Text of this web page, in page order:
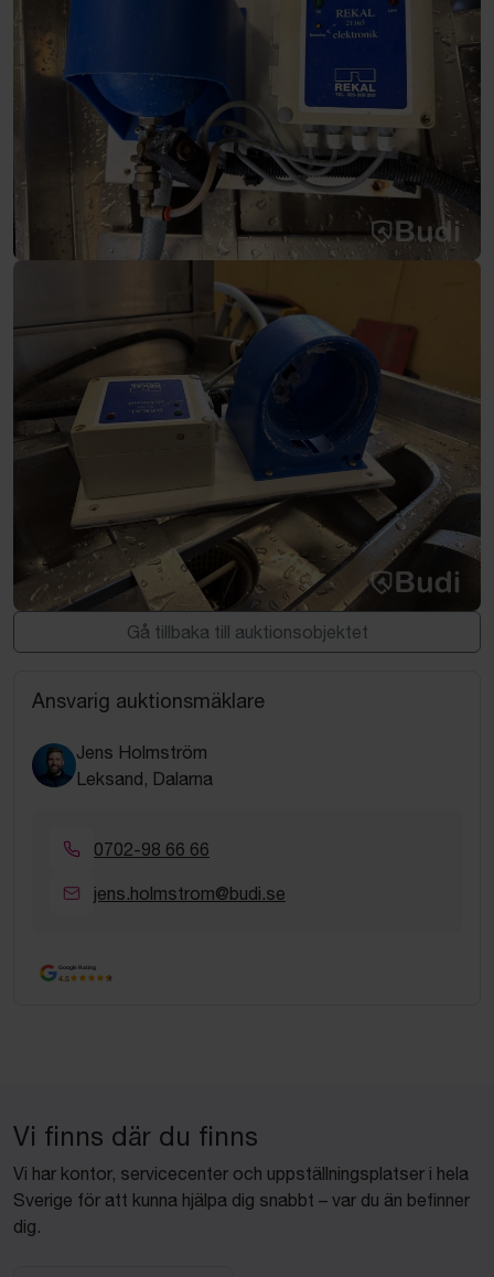
Gå tillbaka till auktionsobjektet
Ansvarig auktionsmäklare
Jens Holmström
Leksand, Dalarna
0702-98 66 66
jens.holmstrom@budi.se
Google Rating
4.5
Vi finns där du finns
Vi har kontor, servicecenter och uppställningsplatser i hela
Sverige för att kunna hjälpa dig snabbt – var du än befinner
dig.